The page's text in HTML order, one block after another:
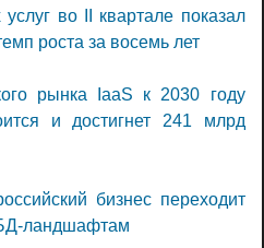
во II квартале показал
роста за восемь лет
рынка IaaS к 2030 году
и достигнет 241 млрд
бизнес переходит
ландшафтам